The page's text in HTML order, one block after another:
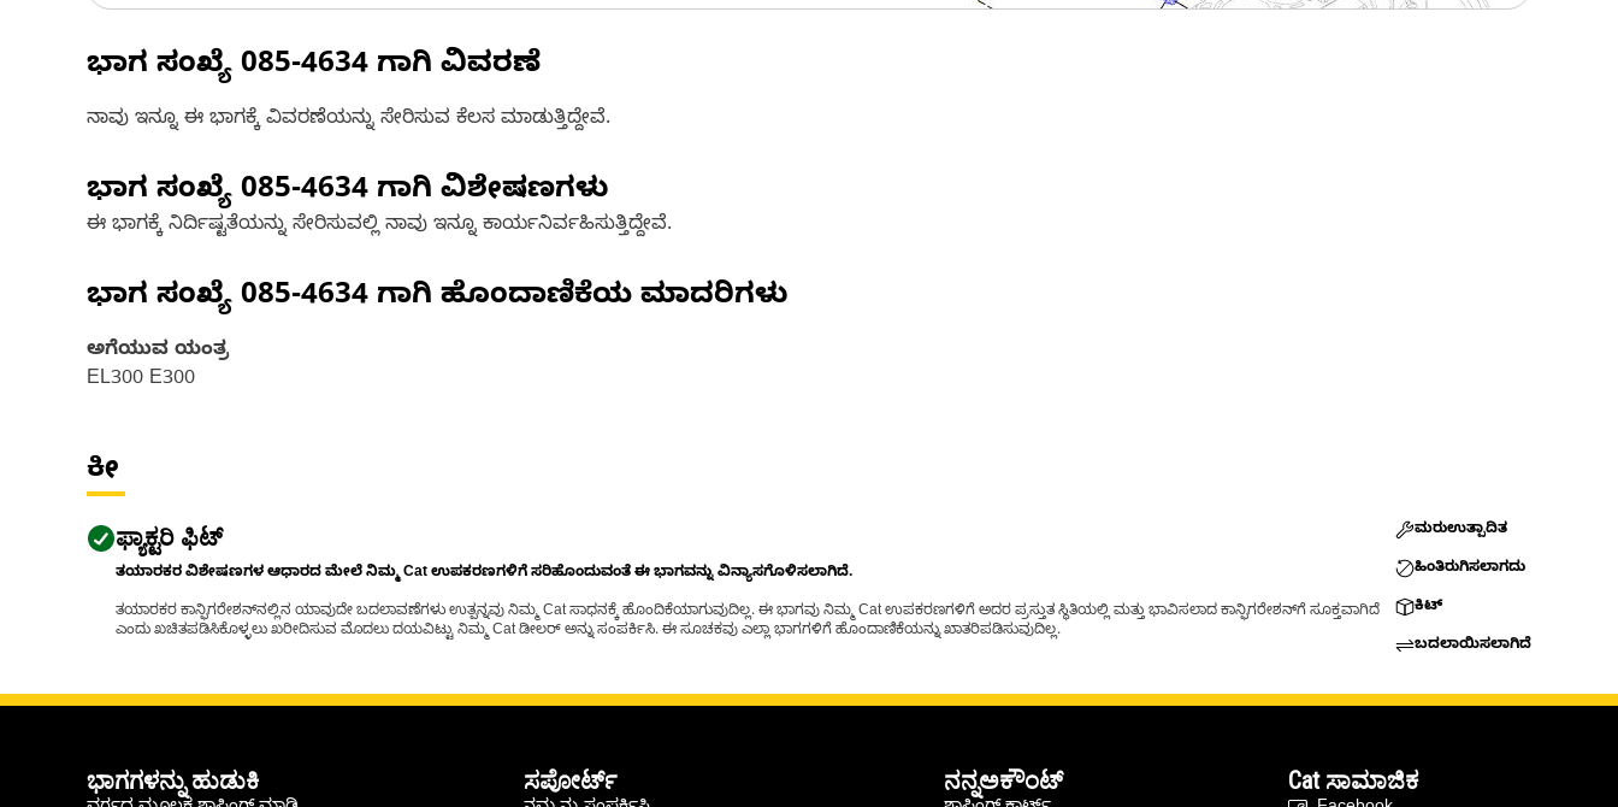
ಭಾಗ ಸಂಖ್ಯೆ 085-4634 ಗಾಗಿ ವಿವರಣೆ
ನಾವು ಇನ್ನೂ ಈ ಭಾಗಕ್ಕೆ ವಿವರಣೆಯನ್ನು ಸೇರಿಸುವ ಕೆಲಸ ಮಾಡುತ್ತಿದ್ದೇವೆ.
ಭಾಗ ಸಂಖ್ಯೆ 085-4634 ಗಾಗಿ ವಿಶೇಷಣಗಳು
ಈ ಭಾಗಕ್ಕೆ ನಿರ್ದಿಷ್ಟತೆಯನ್ನು ಸೇರಿಸುವಲ್ಲಿ ನಾವು ಇನ್ನೂ ಕಾರ್ಯನಿರ್ವಹಿಸುತ್ತಿದ್ದೇವೆ.
ಭಾಗ ಸಂಖ್ಯೆ 085-4634 ಗಾಗಿ ಹೊಂದಾಣಿಕೆಯ ಮಾದರಿಗಳು
ಅಗೆಯುವ ಯಂತ್ರ
EL300 E300
ಕೀ
ಫ್ಯಾಕ್ಟರಿ ಫಿಟ್
ತಯಾರಕರ ವಿಶೇಷಣಗಳ ಆಧಾರದ ಮೇಲೆ ನಿಮ್ಮ Cat ಉಪಕರಣಗಳಿಗೆ ಸರಿಹೊಂದುವಂತೆ ಈ ಭಾಗವನ್ನು ವಿನ್ಯಾಸಗೊಳಿಸಲಾಗಿದೆ.
ತಯಾರಕರ ಕಾನ್ಫಿಗರೇಶನ್‌ನಲ್ಲಿನ ಯಾವುದೇ ಬದಲಾವಣೆಗಳು ಉತ್ಪನ್ನವು ನಿಮ್ಮ Cat ಸಾಧನಕ್ಕೆ ಹೊಂದಿಕೆಯಾಗುವುದಿಲ್ಲ. ಈ ಭಾಗವು ನಿಮ್ಮ Cat ಉಪಕರಣಗಳಿಗೆ ಅದರ ಪ್ರಸ್ತುತ ಸ್ಥಿತಿಯಲ್ಲಿ ಮತ್ತು ಭಾವಿಸಲಾದ ಕಾನ್ಫಿಗರೇಶನ್‌ಗೆ ಸೂಕ್ತವಾಗಿದೆ
ಎಂದು ಖಚಿತಪಡಿಸಿಕೊಳ್ಳಲು ಖರೀದಿಸುವ ಮೊದಲು ದಯವಿಟ್ಟು ನಿಮ್ಮ Cat ಡೀಲರ್ ಅನ್ನು ಸಂಪರ್ಕಿಸಿ. ಈ ಸೂಚಕವು ಎಲ್ಲಾ ಭಾಗಗಳಿಗೆ ಹೊಂದಾಣಿಕೆಯನ್ನು ಖಾತರಿಪಡಿಸುವುದಿಲ್ಲ.
ಮರುಉತ್ಪಾದಿತ
ಹಿಂತಿರುಗಿಸಲಾಗದು
ಕಿಟ್
ಬದಲಾಯಿಸಲಾಗಿದೆ
ಭಾಗಗಳನ್ನು ಹುಡುಕಿ ಸಪೋರ್ಟ್ ನನ್ನಅಕೌಂಟ್ Cat ಸಾಮಾಜಿಕ